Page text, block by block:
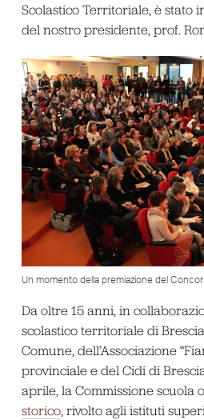
Scolastico Territoriale, è stato
del nostro presidente, prof.
Un momento della premiazione del
Da oltre 15 anni, in
scolastico territoriale di
Comune, dell’Associazione
provinciale e del Cidi di
aprile, la Commissione scuola
storico, rivolto agli istituti